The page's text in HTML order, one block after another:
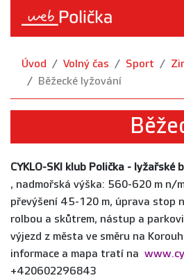
Úvod Volný čas Sport
Běžecké lyžování
CYKLO-SKI klub Polička - lyžařské
, nadmořská výška: 560-620 m n/
převýšení 45-120 m, úprava stop
rolbou a skůtrem, nástup a
výjezd z města ve směru na
informace a mapa tratí na
+420602296843